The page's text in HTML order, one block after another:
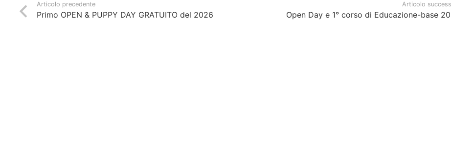
Articolo precedente
Primo OPEN & PUPPY DAY GRATUITO del 2026
Articolo
Open Day e 1° corso di Educazione-base